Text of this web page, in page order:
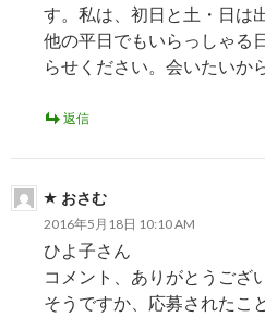
す。私は、初日と土・日は
他の平日でもいらっしゃる
らせください。会いたいか
返信
おさむ
2016年5月18日 10:10 AM
ひよ子さん
コメント、ありがとうござ
そうですか、応募されたこ